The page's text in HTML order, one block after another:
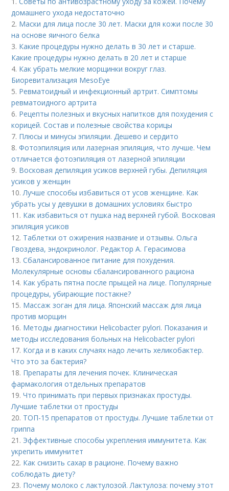
домашнего ухода недостаточно
2. Маски для лица после 30 лет. Маски для кожи после 30
на основе яичного белка
3. Какие процедуры нужно делать в 30 лет и старше.
Какие процедуры нужно делать в 20 лет и старше
4. Как убрать мелкие морщинки вокруг глаз.
Биоревитализация MesoEye
5. Ревматоидный и инфекционный артрит. Симптомы
ревматоидного артрита
6. Рецепты полезных и вкусных напитков для похудения с
корицей. Состав и полезные свойства корицы
7. Плюсы и минусы эпиляции. Дешево и сердито
8.Фотоэпиляция или лазерная эпиляция, что лучше. Чем
отличается фотоэпиляция от лазерной эпиляции
9. Восковая депиляция усиков верхней губы. Депиляция
усиков у женщин
10.Лучше способы избавиться от усов женщине. Как
убрать усы у девушки в домашних условиях быстро
11. Как избавиться от пушка над верхней губой. Восковая
эпиляция усиков
12. Таблетки от ожирения название и отзывы. Ольга
Гвоздева, эндокринолог. Редактор А. Герасимова
13.Сбалансированное питание для похудения.
Молекулярные основы сбалансированного рациона
14. Как убрать пятна после прыщей на лице. Популярные
процедуры, убирающие постакне?
15. Массаж зоган для лица. Японский массаж для лица
против морщин
16. Методы диагностики Helicobacter pylori. Показания и
методы исследования больных на Helicobacter pylori
17. Когда и в каких случаях надо лечить хеликобактер.
Что это за бактерия?
18. Препараты для лечения почек. Клиническая
фармакология отдельных препаратов
19.Что принимать при первых признаках простуды.
Лучшие таблетки от простуды
20. ТОП-15 препаратов от простуды. Лучшие таблетки от
гриппа
21. Эффективные способы укрепления иммунитета. Как
укрепить иммунитет
22. Как снизить сахар в рационе. Почему важно
соблюдать диету?
23. Почему молоко с лактулозой. Лактулоза: почему этот